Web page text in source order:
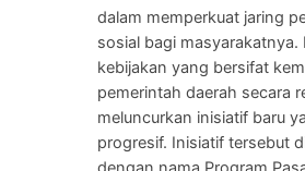
dalam memperkuat jaring
sosial bagi masyarakatnya.
kebijakan yang bersifat
pemerintah daerah secara
meluncurkan inisiatif baru
progresif. Inisiatif tersebut